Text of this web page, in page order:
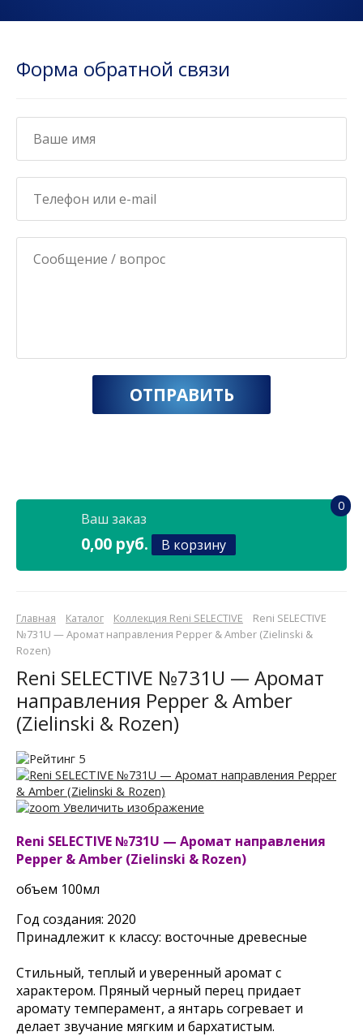
Форма обратной связи
ОТПРАВИТЬ
Ваш заказ
0,00 руб.
0
В корзину
Главная Каталог Коллекция Reni SELECTIVE
Reni SELECTIVE
№731U — Аромат направления Pepper & Amber (Zielinski &
Rozen)
Reni SELECTIVE №731U — Аромат
направления Pepper & Amber
(Zielinski & Rozen)
Увеличить изображение
Reni SELECTIVE №731U — Аромат направления
Pepper & Amber (Zielinski & Rozen)
объем 100мл
Год создания: 2020
Принадлежит к классу: восточные древесные
Стильный, теплый и уверенный аромат с
характером. Пряный черный перец придает
аромату темперамент, а янтарь согревает и
делает звучание мягким и бархатистым.